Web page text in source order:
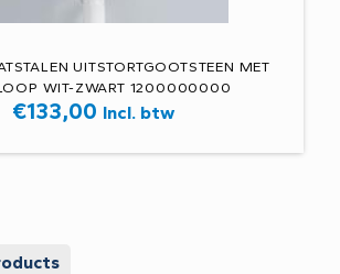
UITSTORTGOOTSTEEN MET
WIT-ZWART 1200000000
€133,00 Incl. btw